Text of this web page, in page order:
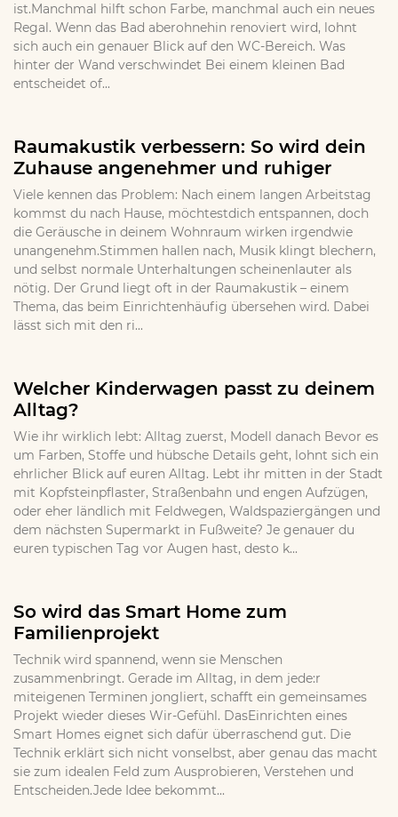
ist.Manchmal hilft schon Farbe, manchmal auch ein neues
Regal. Wenn das Bad aberohnehin renoviert wird, lohnt
sich auch ein genauer Blick auf den WC-Bereich. Was
hinter der Wand verschwindet Bei einem kleinen Bad
entscheidet of...
Raumakustik verbessern: So wird dein
Zuhause angenehmer und ruhiger
Viele kennen das Problem: Nach einem langen Arbeitstag
kommst du nach Hause, möchtestdich entspannen, doch
die Geräusche in deinem Wohnraum wirken irgendwie
unangenehm.Stimmen hallen nach, Musik klingt blechern,
und selbst normale Unterhaltungen scheinenlauter als
nötig. Der Grund liegt oft in der Raumakustik – einem
Thema, das beim Einrichtenhäufig übersehen wird. Dabei
lässt sich mit den ri...
Welcher Kinderwagen passt zu deinem
Alltag?
Wie ihr wirklich lebt: Alltag zuerst, Modell danach Bevor es
um Farben, Stoffe und hübsche Details geht, lohnt sich ein
ehrlicher Blick auf euren Alltag. Lebt ihr mitten in der Stadt
mit Kopfsteinpflaster, Straßenbahn und engen Aufzügen,
oder eher ländlich mit Feldwegen, Waldspaziergängen und
dem nächsten Supermarkt in Fußweite? Je genauer du
euren typischen Tag vor Augen hast, desto k...
So wird das Smart Home zum
Familienprojekt
Technik wird spannend, wenn sie Menschen
zusammenbringt. Gerade im Alltag, in dem jede:r
miteigenen Terminen jongliert, schafft ein gemeinsames
Projekt wieder dieses Wir-Gefühl. DasEinrichten eines
Smart Homes eignet sich dafür überraschend gut. Die
Technik erklärt sich nicht vonselbst, aber genau das macht
sie zum idealen Feld zum Ausprobieren, Verstehen und
Entscheiden.Jede Idee bekommt...